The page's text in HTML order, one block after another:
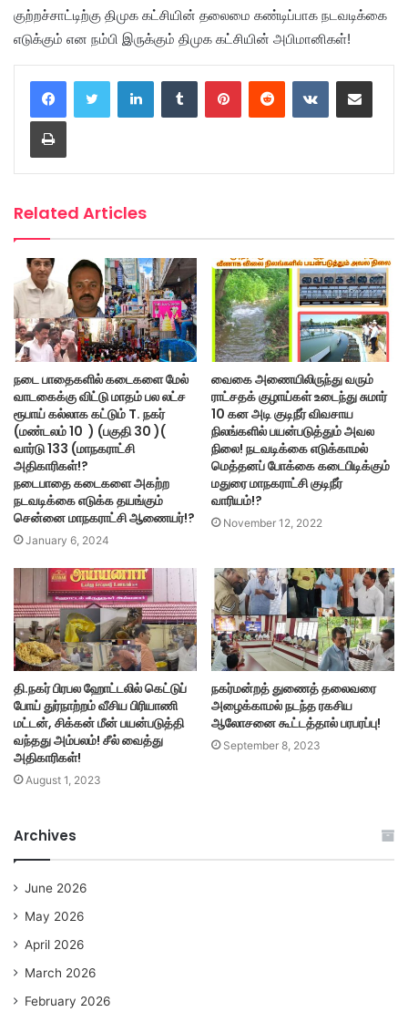
குற்றச்சாட்டிற்கு திமுக கட்சியின் தலைமை கண்டிப்பாக நடவடிக்கை
எடுக்கும் என நம்பி இருக்கும் திமுக கட்சியின் அபிமானிகள்!
LinkedInTumblr PinterestReddit VKontakteShare via Email
Print
Related Articles
நடை பாதைகளில் கடைகளை மேல்
வாடகைக்கு விட்டு மாதம் பல லட்ச
ரூபாய் கல்லாக கட்டும் T. நகர்
(மண்டலம் 10 ) (பகுதி 30 )(
வார்டு 133 (மாநகராட்சி
அதிகாரிகள்!?
நடைபாதை கடைகளை அகற்ற
நடவடிக்கை எடுக்க தயங்கும்
சென்னை மாநகராட்சி ஆணையர்!?
January 6, 2024
வைகை அணையிலிருந்து வரும்
ராட்சதக் குழாய்கள் உடைந்து சுமார்
10 கன அடி குடிநீர் விவசாய
நிலங்களில் பயன்படுத்தும் அவல
நிலை! நடவடிக்கை எடுக்காமல்
மெத்தனப் போக்கை கடைபிடிக்கும்
மதுரை மாநகராட்சி குடிநீர்
வாரியம்!?
November 12, 2022
தி.நகர் பிரபல ஹோட்டலில் கெட்டுப்
போய் துர்நாற்றம் வீசிய பிரியாணி
மட்டன், சிக்கன் மீன் பயன்படுத்தி
வந்தது அம்பலம்! சீல் வைத்து
அதிகாரிகள்!
August 1, 2023
நகர்மன்றத் துணைத் தலைவரை
அழைக்காமல் நடந்த ரகசிய
ஆலோசனை கூட்டத்தால் பரபரப்பு!
September 8, 2023
Archives
June 2026
May 2026
April 2026
March 2026
February 2026